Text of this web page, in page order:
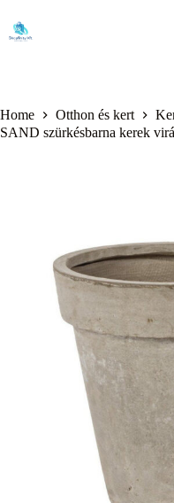
content
Home Otthon és kert
SAND szürkésbarna kerek